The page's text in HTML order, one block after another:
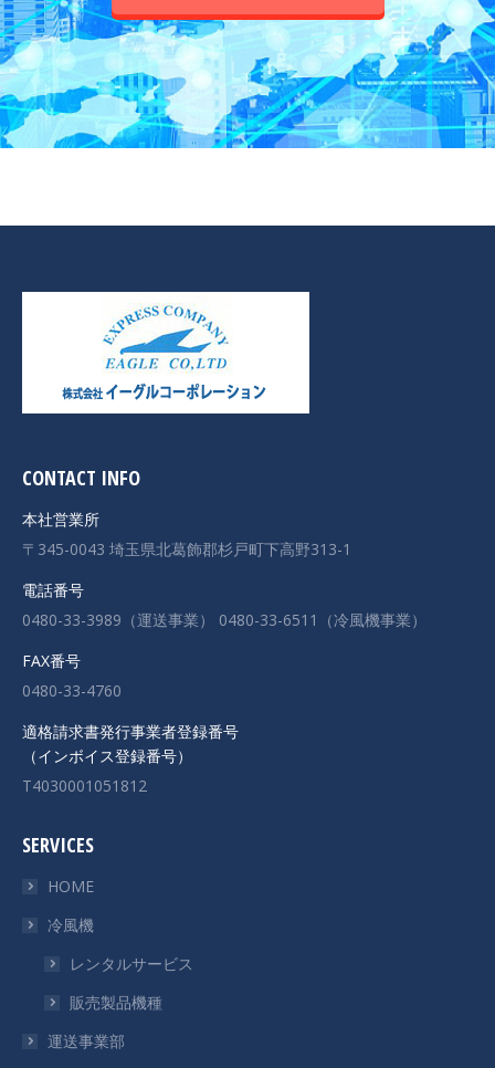
CONTACT INFO
本社営業所
〒345-0043 埼玉県北葛飾郡杉戸町下高野313-1
電話番号
0480-33-3989（運送事業） 0480-33-6511（冷風機事業）
FAX番号
0480-33-4760
適格請求書発行事業者登録番号
（インボイス登録番号）
T4030001051812
SERVICES
HOME
冷風機
レンタルサービス
販売製品機種
運送事業部